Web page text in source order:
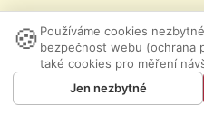
🍪 Používáme cookies
bezpečnost webu (ochrana
také cookies pro měření
Jen nezbytné